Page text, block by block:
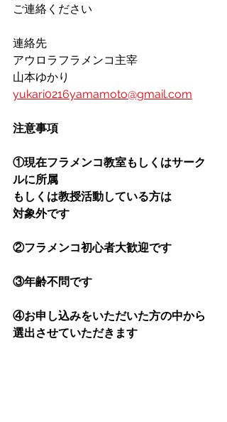
ご連絡ください
連絡先
アウロラフラメンコ主宰
山本ゆかり
yukari0216yamamoto@gmail.com
注意事項
①現在フラメンコ教室もしくはサーク
ルに所属
もしくは教授活動している方は
対象外です
②フラメンコ初心者大歓迎です
③年齢不問です
④お申し込みをいただいた方の中から
選出させていただきます